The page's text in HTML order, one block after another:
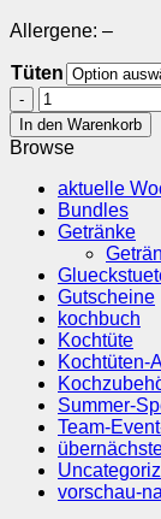
Allergene: –
Tüten
vom
Susländer
Schwein
an
Salbeibutter
mit
Ofen-
Gemüse
Menge
In den Warenkorb
Browse
aktuelle
Bundles
Getränke
Gutscheine
kochbuch
Kochtüte
Kochtüten-
Summer-
Team-
vorschau-